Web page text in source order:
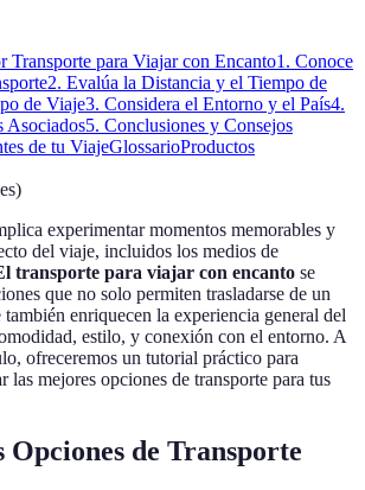
Transporte para Viajar con Encanto1. Conoce
2. Evalúa la Distancia y el Tiempo de
de Viaje3. Considera el Entorno y el País4.
Asociados5. Conclusiones y Consejos
de tu ViajeGlossarioProductos
)
experimentar momentos memorables y
del viaje, incluidos los medios de
transporte para viajar con encanto se
que no solo permiten trasladarse de un
enriquecen la experiencia general del
estilo, y conexión con el entorno. A
ofreceremos un tutorial práctico para
las mejores opciones de transporte para tus
Opciones de Transporte